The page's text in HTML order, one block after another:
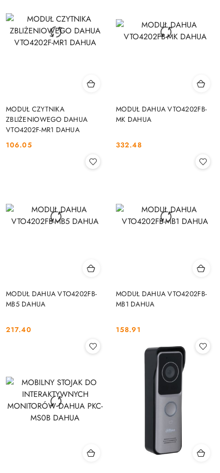
MODUŁ CZYTNIKA
ZBLIŻENIOWEGO DAHUA
VTO4202F-MR1 DAHUA
Cena:
106.05
MODUŁ DAHUA VTO4202FB-
MK DAHUA
Cena:
332.48
MODUŁ DAHUA VTO4202FB-
MB5 DAHUA
Cena:
217.40
MODUŁ DAHUA VTO4202FB-
MB1 DAHUA
Cena:
158.91